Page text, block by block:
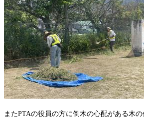
またPTAの役員の方に倒木の心配がある木